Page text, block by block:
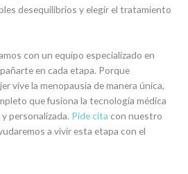
desequilibrios y elegir el tratamiento
con un equipo especializado en
en cada etapa. Porque
vive la menopausia de manera única,
que fusiona la tecnología médica
personalizada. Pide cita con nuestro
a vivir esta etapa con el